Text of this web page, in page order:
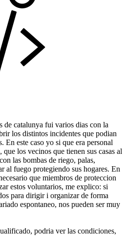
de catalunya fui varios dias con la
los distintos incidentes que podian
En este caso yo si que era personal
los vecinos que tienen sus casas al
las bombas de riego, palas,
al fuego protegiendo sus hogares. En
que miembros de proteccion
estos voluntarios, me explico: si
para dirigir i organizar de forma
espontaneo, nos pueden ser muy
podria ver las condiciones,